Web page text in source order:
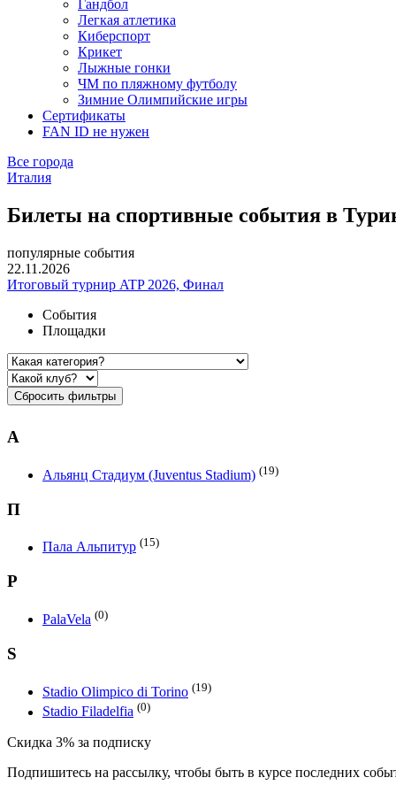
Гандбол
Легкая атлетика
Киберспорт
Крикет
Лыжные гонки
ЧМ по пляжному футболу
Зимние Олимпийские игры
Сертификаты
FAN ID не нужен
Все города
Италия
Билеты на спортивные события в
популярные события
22.11.2026
Итоговый турнир ATP 2026, Финал
События
Площадки
Сбросить фильтры
А
Альянц Стадиум (Juventus Stadium) (19)
П
Пала Альпитур (15)
P
PalaVela (0)
S
Stadio Olimpico di Torino (19)
Stadio Filadelfia (0)
Скидка 3% за подписку
Подпишитесь на рассылку, чтобы быть в курсе последних